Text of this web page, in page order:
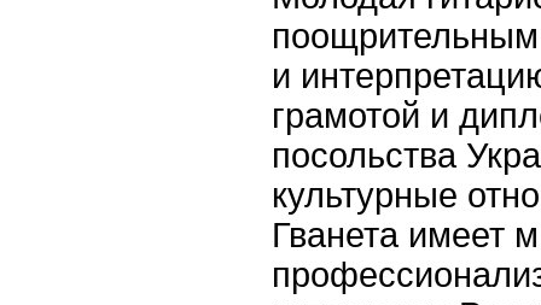
и
грамотой и
посольства
культурные
Гванета имеет